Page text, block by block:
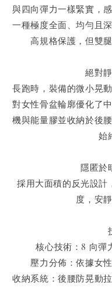
與四向彈力一樣緊實，
一種極度全面、均勻且
高規格保護，但雙
絕對
長跑時，裝備的微小晃
對女性骨盆輪廓優化了
機與能量膠並收納於後
始
隱匿於
採用大面積的反光設計
度，安
核心技術：8 向彈
壓力分佈：依據女
收納系統：後腰防晃動